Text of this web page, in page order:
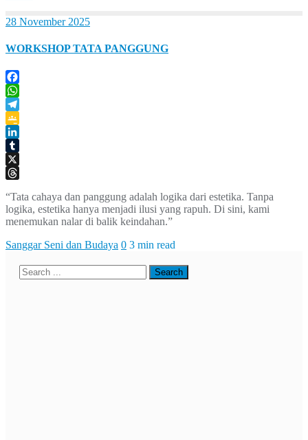
28 November 2025
WORKSHOP TATA PANGGUNG
Facebook
WhatsApp
Telegram
Google
Classroom
LinkedIn
Tumblr
X
“Tata cahaya dan panggung adalah logika dari estetika. Tanpa
logika, estetika hanya menjadi ilusi yang rapuh. Di sini, kami
menemukan nalar di balik keindahan.”
Sanggar Seni dan Budaya 0 3 min read